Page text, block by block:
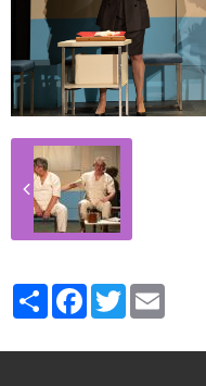
PartagerFacebookTwitter